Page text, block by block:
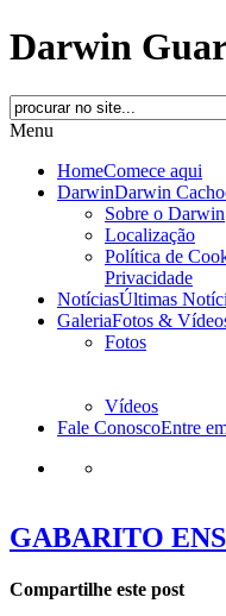
Darwin
Menu
HomeComece aqui
DarwinDarwin
Sobre o Darwin
Localização
Política de
Privacidade
NotíciasÚltimas
GaleriaFotos &
Fotos
Vídeos
Fale ConoscoEntre
GABARITO
Compartilhe este post